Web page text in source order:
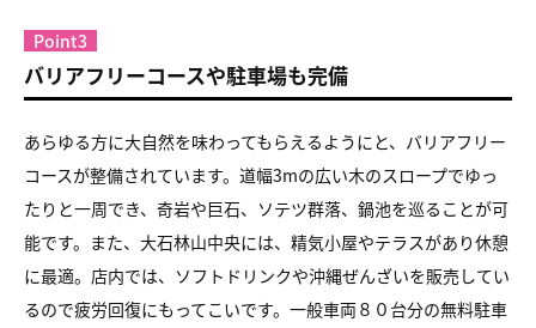
Point3
バリアフリーコースや駐車場も完備
あらゆる方に大自然を味わってもらえるようにと、バリアフリー
コースが整備されています。道幅3mの広い木のスロープでゆっ
たりと一周でき、奇岩や巨石、ソテツ群落、鍋池を巡ることが可
能です。また、大石林山中央には、精気小屋やテラスがあり休憩
に最適。店内では、ソフトドリンクや沖縄ぜんざいを販売してい
るので疲労回復にもってこいです。一般車両８０台分の無料駐車